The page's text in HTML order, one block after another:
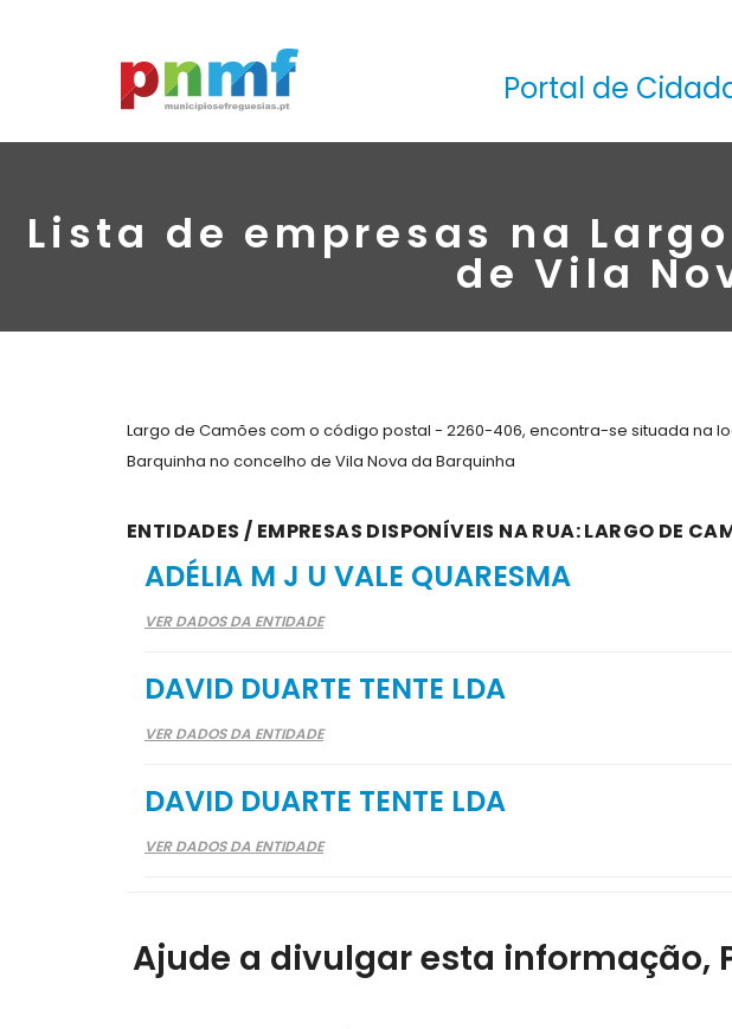
Portal de
Lista de empresas na
de Vila
Largo de Camões com o código postal - 2260-406, encontra-se situada na
Barquinha no concelho de Vila Nova da Barquinha
ENTIDADES / EMPRESAS DISPONÍVEIS NA RUA: LARGO DE
ADÉLIA M J U VALE QUARESMA
VER DADOS DA ENTIDADE
DAVID DUARTE TENTE LDA
VER DADOS DA ENTIDADE
DAVID DUARTE TENTE LDA
VER DADOS DA ENTIDADE
Ajude a divulgar esta informação,